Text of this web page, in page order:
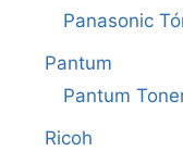
Panasonic
Pantum
Pantum
Ricoh